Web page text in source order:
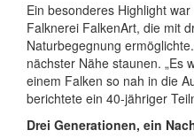
Ein besonderes Highlight
Falknerei FalkenArt, die mit
Natur­begegnung
nächster Nähe staunen. „Es
einem Falken so nah in die
berichtete ein 40-jähriger
Drei Generationen, ein